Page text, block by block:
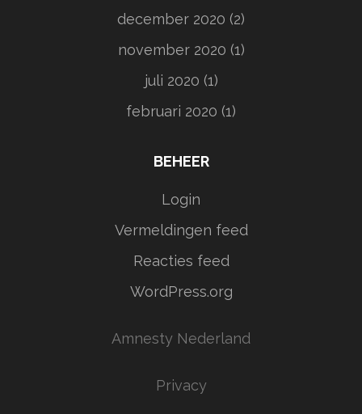
december 2020 (2)
november 2020 (1)
juli 2020 (1)
februari 2020 (1)
BEHEER
Login
Vermeldingen feed
Reacties feed
WordPress.org
Amnesty Nederland
Privacy